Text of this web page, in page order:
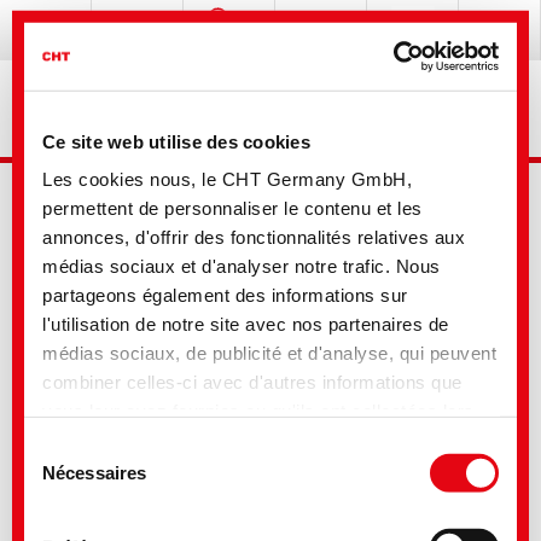
Ce site web utilise des cookies
Les cookies nous, le CHT Germany GmbH,
permettent de personnaliser le contenu et les
annonces, d'offrir des fonctionnalités relatives aux
médias sociaux et d'analyser notre trafic. Nous
partageons également des informations sur
l'utilisation de notre site avec nos partenaires de
médias sociaux, de publicité et d'analyse, qui peuvent
combiner celles-ci avec d'autres informations que
à nos cookies si vous continuez à utiliser notre site
possible que des données soient transmises aux
Nécessaires
Recherche avancée
Votre sélection